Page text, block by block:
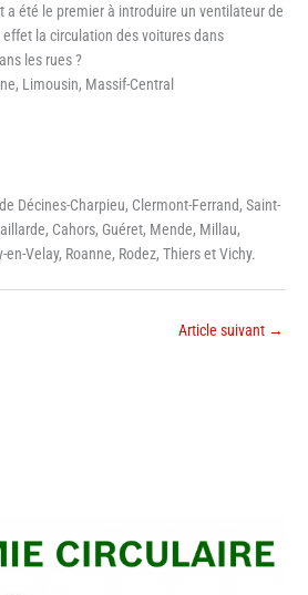
a été le premier à introduire un ventilateur de
la circulation des voitures dans
les rues ?
Limousin, Massif-Central
Décines-Charpieu, Clermont-Ferrand, Saint-
Cahors, Guéret, Mende, Millau,
Velay, Roanne, Rodez, Thiers et Vichy.
Article suivant →